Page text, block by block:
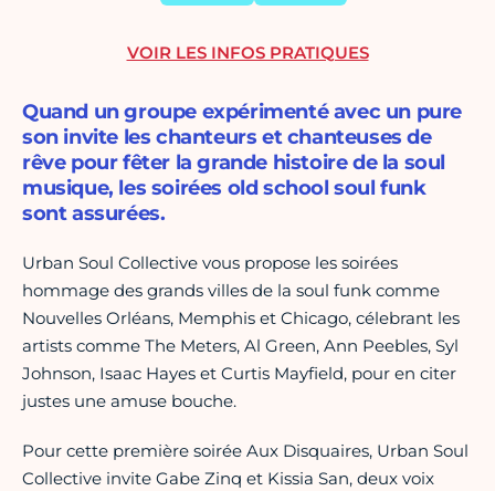
Quand un groupe expérimenté avec un pure
son invite les chanteurs et chanteuses de
rêve pour fêter la grande histoire de la soul
musique, les soirées old school soul funk
sont assurées.
Urban Soul Collective vous propose les soirées
hommage des grands villes de la soul funk comme
Nouvelles Orléans, Memphis et Chicago, célebrant les
artists comme The Meters, Al Green, Ann Peebles, Syl
Johnson, Isaac Hayes et Curtis Mayfield, pour en citer
justes une amuse bouche.
Pour cette première soirée Aux Disquaires, Urban Soul
Collective invite Gabe Zinq et Kissia San, deux voix
VOIR LES INFOS PRATIQUES